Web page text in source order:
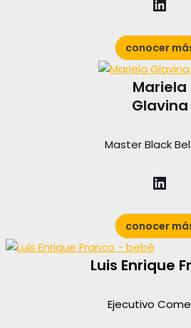
conocer
Mariela
Glavina
Master Black
conocer
Luis Enrique
Ejecutivo